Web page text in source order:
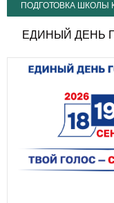
ПОДГОТОВКА ШКОЛЫ
ЕДИНЫЙ ДЕНЬ